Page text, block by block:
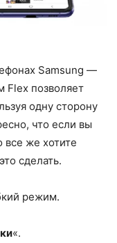
Samsung —
Flex позволяет
одну сторону
что если вы
все же хотите
сделать.
режим.
«.